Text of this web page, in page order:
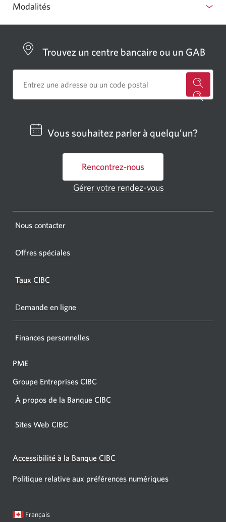
Modalités
Trouvez un centre bancaire ou un GAB
centre
Une
Vous souhaitez parler à quelqu’un?
Rencontrez-nous
Une
fenêtre
Gérer votre rendez-vous
Nous contacter
Offres spéciales
Taux CIBC
Demande en ligne
Finances personnelles
PME
Groupe Entreprises CIBC
À propos de la Banque CIBC
Sites Web CIBC
Accessibilité à la Banque CIBC
Politique relative aux préférences numériques
Langue
Français